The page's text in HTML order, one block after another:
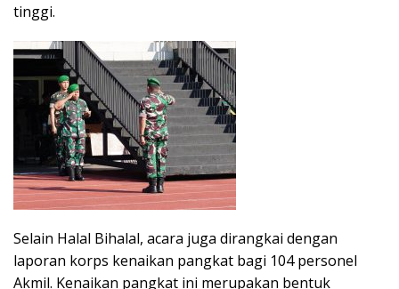
tinggi.
Selain Halal Bihalal, acara juga dirangkai dengan
laporan korps kenaikan pangkat bagi 104 personel
Akmil. Kenaikan pangkat ini merupakan bentuk